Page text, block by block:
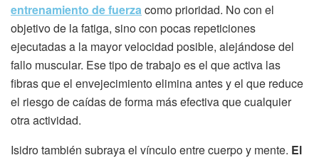
entrenamiento de fuerzacomo prioridad. No con el
objetivo de la fatiga, sino con pocas repeticiones
ejecutadas a la mayor velocidad posible, alejándose del
fallo muscular. Ese tipo de trabajo es el que activa las
fibras que el envejecimiento elimina antes y el que reduce
el riesgo de caídas de forma más efectiva que cualquier
otra actividad.
Isidro también subraya el vínculo entre cuerpo y mente. El